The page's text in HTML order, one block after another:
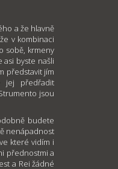
a že hlavně
v kombinaci
sobě, krmeny
byste našli
představit jím
jej předřadit
jsou
budete
nenápadnost
které vidím i
přednostmi a
a Rei žádné